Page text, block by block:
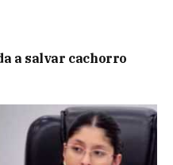
a salvar cachorro